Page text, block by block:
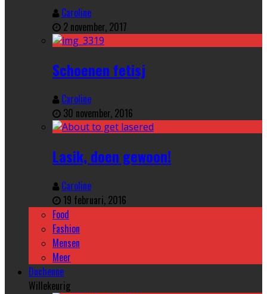
Caroline
2 november, 2017
Schoenen fetisj
Caroline
30 november, 2016
Lasik, doen gewoon!
Caroline
19 februari, 2016
Food
Fashion
Mensen
Meer
Duchenne
Willekeurig